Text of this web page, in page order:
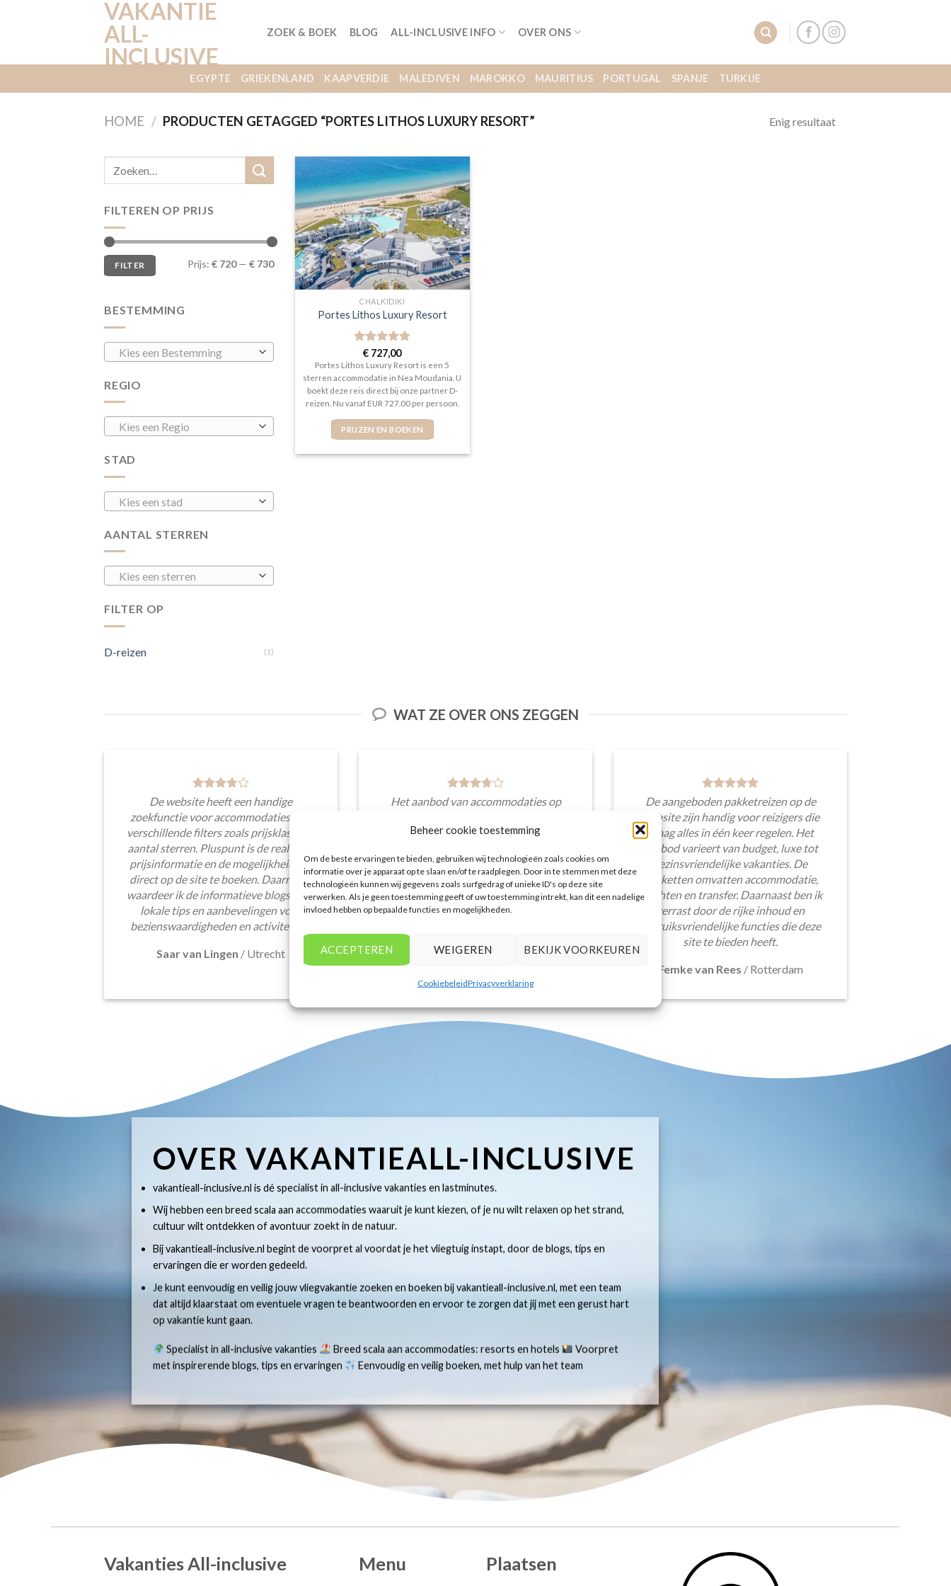
Beheer cookie toestemming
Om de beste ervaringen te bieden, gebruiken wij technologieën zoals cookies om
informatie over je apparaat op te slaan en/of te raadplegen. Door in te stemmen met deze
technologieën kunnen wij gegevens zoals surfgedrag of unieke ID's op deze site
verwerken. Als je geen toestemming geeft of uw toestemming intrekt, kan dit een nadelige
invloed hebben op bepaalde functies en mogelijkheden.
ACCEPTEREN WEIGEREN BEKIJK VOORKEUREN
CookiebeleidPrivacyverklaring
VAKANTIE
ALL-
INCLUSIVE
ZOEK & BOEK BLOG ALL-INCLUSIVE INFO OVER ONS
EGYPTE GRIEKENLAND KAAPVERDIE MALEDIVEN MAROKKO MAURITIUS PORTUGAL SPANJE TURKIJE
HOME / PRODUCTEN GETAGGED “PORTES LITHOS LUXURY RESORT” Enig resultaat
FILTEREN OP PRIJS
Min.
prijs
Max.
prijsFILTER Prijs: € 720— € 730
BESTEMMING
Kies een Bestemming
REGIO
Kies een Regio
STAD
Kies een stad
AANTAL STERREN
Kies een sterren
FILTER OP
D-reizen (1)
CHALKIDIKI
Portes Lithos Luxury Resort
Gewaardeerd
5uit 5
€ 727,00
Portes Lithos Luxury Resort is een 5
sterren accommodatie in Nea Moudania. U
boekt deze reis direct bij onze partner D-
reizen. Nu vanaf EUR 727.00 per persoon.
PRIJZEN EN BOEKEN
WAT ZE OVER ONS ZEGGEN
De website heeft een handige
zoekfunctie voor accommodaties met
verschillende filters zoals prijsklasse en
aantal sterren. Pluspunt is de real-time
prijsinformatie en de mogelijkheid om
direct op de site te boeken. Daarnaast
waardeer ik de informatieve blogsectie,
lokale tips en aanbevelingen voor
bezienswaardigheden en activiteiten.
Saar van Lingen / Utrecht
Het aanbod van accommodaties op
luxe resorts tot budgetvriendelijke
opties. De handige zoekfilters maakten
het eenvoudig om accommodaties te
vinden die aansluiten bij mijn
voorkeuren en budget.
Stijn Wouters
De aangeboden pakketreizen op de
website zijn handig voor reizigers die
graag alles in één keer regelen. Het
aanbod varieert van budget, luxe tot
gezinsvriendelijke vakanties. De
pakketten omvatten accommodatie,
vluchten en transfer. Daarnaast ben ik
verrast door de rijke inhoud en
gebruiksvriendelijke functies die deze
site te bieden heeft.
Femke van Rees / Rotterdam
OVER VAKANTIEALL-INCLUSIVE
vakantieall-inclusive.nl is dé specialist in all-inclusive vakanties en lastminutes.
Wij hebben een breed scala aan accommodaties waaruit je kunt kiezen, of je nu wilt relaxen op het strand,
cultuur wilt ontdekken of avontuur zoekt in de natuur.
Bij vakantieall-inclusive.nl begint de voorpret al voordat je het vliegtuig instapt, door de blogs, tips en
ervaringen die er worden gedeeld.
Je kunt eenvoudig en veilig jouw vliegvakantie zoeken en boeken bij vakantieall-inclusive.nl, met een team
dat altijd klaarstaat om eventuele vragen te beantwoorden en ervoor te zorgen dat jij met een gerust hart
op vakantie kunt gaan.
Specialist in all-inclusive vakanties Breed scala aan accommodaties: resorts en hotels
Voorpret
met inspirerende blogs, tips en ervaringen
Eenvoudig en veilig boeken, met hulp van het team
Vakanties All-inclusive Menu Plaatsen